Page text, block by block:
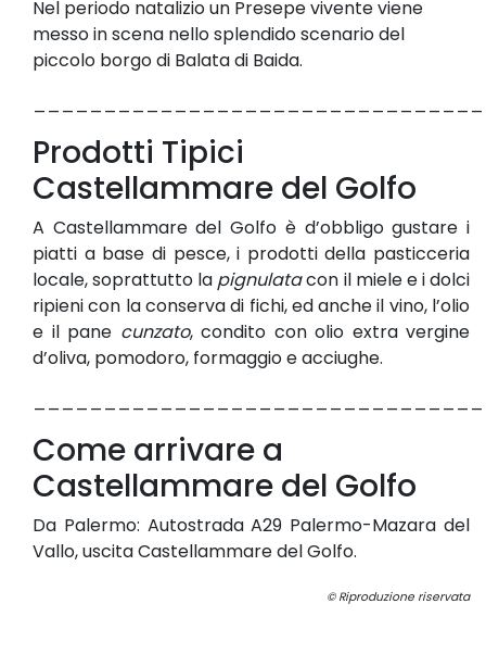
Nel periodo natalizio un Presepe vivente viene
messo in scena nello splendido scenario del
piccolo borgo di Balata di Baida.
Prodotti Tipici
Castellammare del Golfo
A Castellammare del Golfo è d’obbligo gustare i
piatti a base di pesce, i prodotti della pasticceria
locale, soprattutto la pignulatacon il miele e i dolci
ripieni con la conserva di fichi, ed anche il vino, l’olio
e il pane cunzato, condito con olio extra vergine
d’oliva, pomodoro, formaggio e acciughe.
Come arrivare a
Castellammare del Golfo
Da Palermo: Autostrada A29 Palermo-Mazara del
Vallo, uscita Castellammare del Golfo.
© Riproduzione riservata